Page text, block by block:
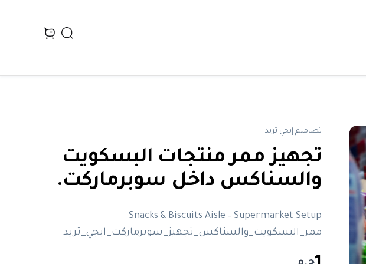
Search
view bag
تصاميم إيجي تريد
تجهيز ممر منتجات البسكويت
والسناكس داخل سوبرماركت.
Snacks & Biscuits Aisle – Supermarket Setup
ممر_البسكويت_والسناكس_تجهيز_سوبرماركت_ايجي_تريد